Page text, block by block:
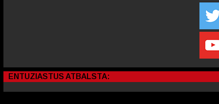
ENTUZIASTUS ATBALSTA: